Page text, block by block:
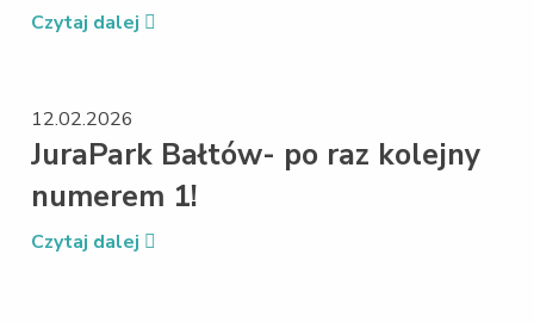
Czytaj dalej
12.02.2026
JuraPark Bałtów- po raz kolejny
numerem 1!
Czytaj dalej